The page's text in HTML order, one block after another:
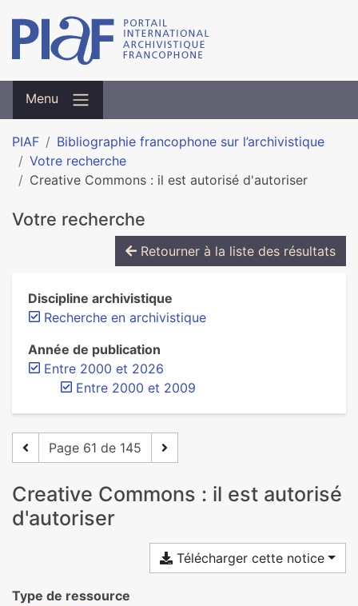
Menu
PIAF
Bibliographie francophone sur l’archivistique
Votre recherche
Creative Commons : il est autorisé d'autoriser
Votre recherche
Retourner à la liste des résultats
Discipline archivistique
Recherche en archivistique
Année de publication
Entre 2000 et 2026
Entre 2000 et 2009
Page 61 de 145
Creative Commons : il est autorisé
d'autoriser
Télécharger cette notice
Type de ressource